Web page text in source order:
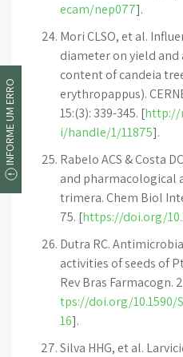
ecam/nep077].
Mori CLSO, et al.
diameter on yield
content of candeia
erythropappus).
15:(3): 339-345. [http://
i/handle/1/11875].
Rabelo ACS & Costa
and pharmacological
trimera. Chem Biol
75. [https://doi.org/
Dutra RC.
activities of seeds of
Rev Bras Farmacogn.
tps://doi.org/10.1590/
16].
Silva HHG, et al.
INFORME UM ERRO